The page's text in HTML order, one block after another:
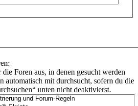
Foren aus, in denen gesucht werden
automatisch mit durchsucht, sofern du die
unten nicht deaktivierst.